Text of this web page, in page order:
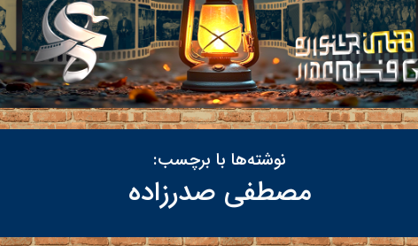
نوشته‌ها با برچسب:
مصطفی صدرزاده